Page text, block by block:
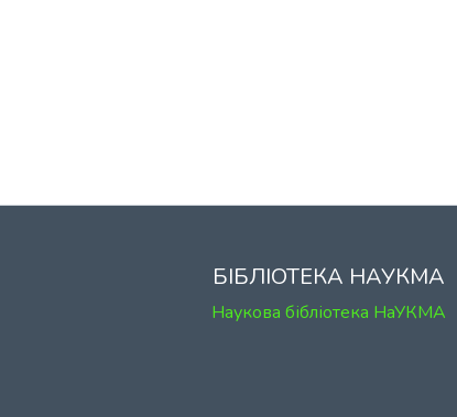
БІБЛІОТЕКА НАУКМА
Наукова бібліотека НаУКМА